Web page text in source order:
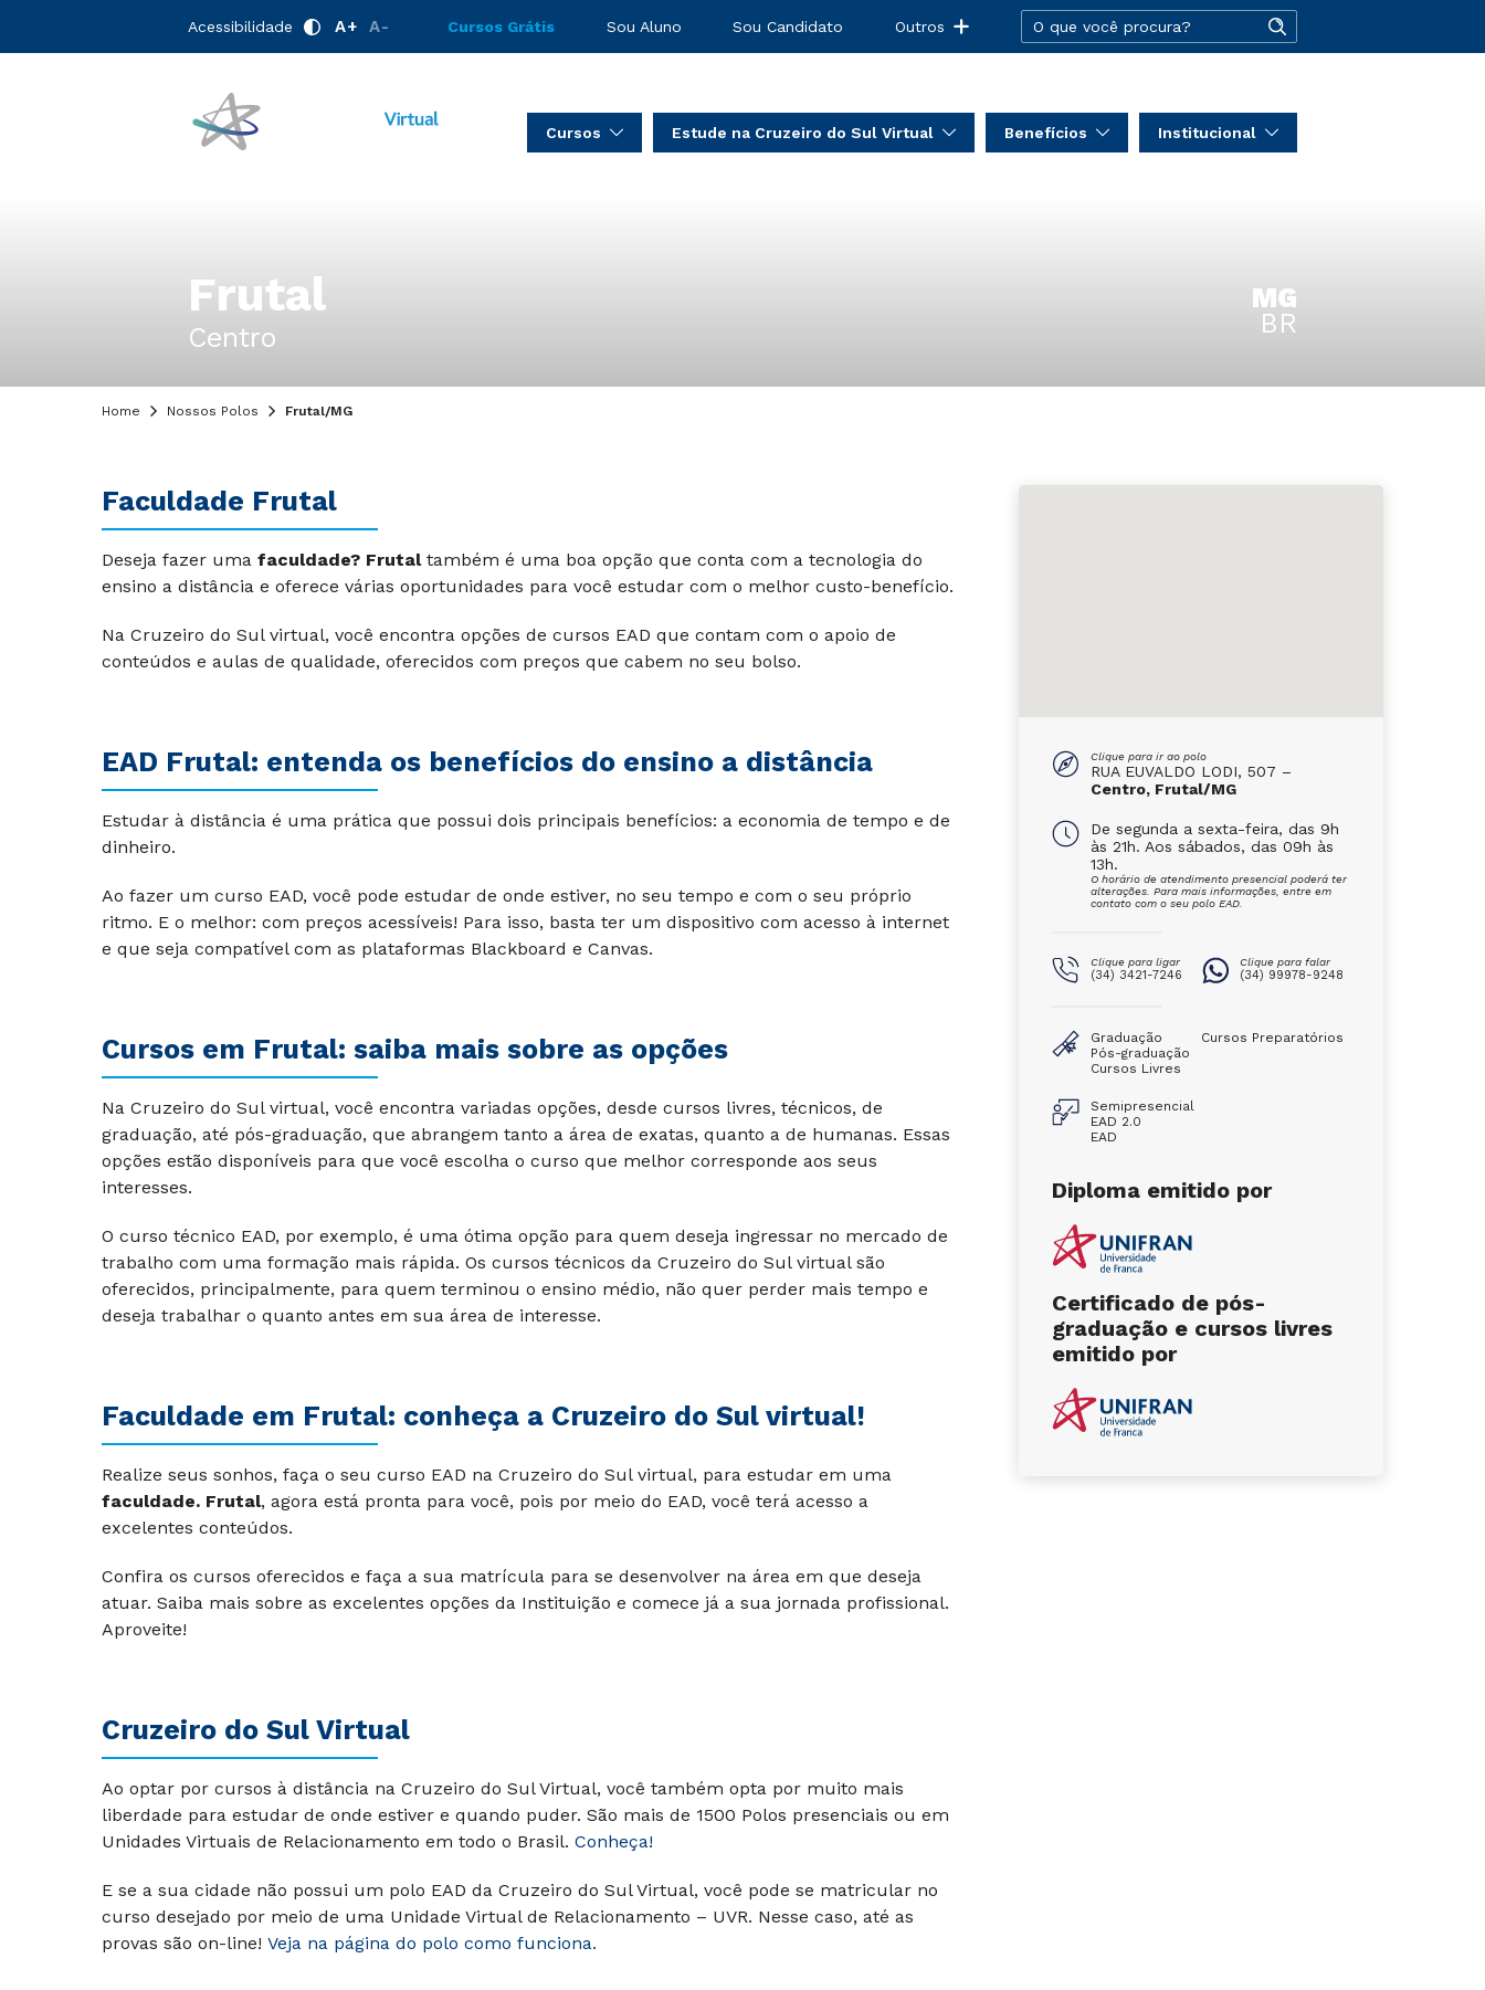
Acessibilidade A+ A- Cursos Grátis Sou Aluno Sou Candidato Outros
Cursos Estude na Cruzeiro do Sul Virtual Benefícios Institucional
Frutal
Centro
MG
BR
Home Nossos Polos Frutal/MG
Faculdade Frutal
Deseja fazer uma faculdade? Frutal também é uma boa opção que conta com a tecnologia do
ensino a distância e oferece várias oportunidades para você estudar com o melhor custo-benefício.
Na Cruzeiro do Sul virtual, você encontra opções de cursos EAD que contam com o apoio de
conteúdos e aulas de qualidade, oferecidos com preços que cabem no seu bolso.
EAD Frutal: entenda os benefícios do ensino a distância
Estudar à distância é uma prática que possui dois principais benefícios: a economia de tempo e de
dinheiro.
Ao fazer um curso EAD, você pode estudar de onde estiver, no seu tempo e com o seu próprio
ritmo. E o melhor: com preços acessíveis! Para isso, basta ter um dispositivo com acesso à internet
e que seja compatível com as plataformas Blackboard e Canvas.
Cursos em Frutal: saiba mais sobre as opções
Na Cruzeiro do Sul virtual, você encontra variadas opções, desde cursos livres, técnicos, de
graduação, até pós-graduação, que abrangem tanto a área de exatas, quanto a de humanas. Essas
opções estão disponíveis para que você escolha o curso que melhor corresponde aos seus
interesses.
O curso técnico EAD, por exemplo, é uma ótima opção para quem deseja ingressar no mercado de
trabalho com uma formação mais rápida. Os cursos técnicos da Cruzeiro do Sul virtual são
oferecidos, principalmente, para quem terminou o ensino médio, não quer perder mais tempo e
deseja trabalhar o quanto antes em sua área de interesse.
Faculdade em Frutal: conheça a Cruzeiro do Sul virtual!
Realize seus sonhos, faça o seu curso EAD na Cruzeiro do Sul virtual, para estudar em uma
faculdade. Frutal, agora está pronta para você, pois por meio do EAD, você terá acesso a
excelentes conteúdos.
Confira os cursos oferecidos e faça a sua matrícula para se desenvolver na área em que deseja
atuar. Saiba mais sobre as excelentes opções da Instituição e comece já a sua jornada profissional.
Aproveite!
Cruzeiro do Sul Virtual
Ao optar por cursos à distância na Cruzeiro do Sul Virtual, você também opta por muito mais
liberdade para estudar de onde estiver e quando puder. São mais de 1500 Polos presenciais ou em
Unidades Virtuais de Relacionamento em todo o Brasil. Conheça!
E se a sua cidade não possui um polo EAD da Cruzeiro do Sul Virtual, você pode se matricular no
curso desejado por meio de uma Unidade Virtual de Relacionamento – UVR. Nesse caso, até as
provas são on-line! Veja na página do polo como funciona.
Clique para ir ao polo
RUA EUVALDO LODI, 507 –
Centro, Frutal/MG
De segunda a sexta-feira, das 9h
às 21h. Aos sábados, das 09h às
13h.
O horário de atendimento presencial poderá ter
alterações. Para mais informações, entre em
contato com o seu polo EAD.
Clique para ligar
(34) 3421-7246
Clique para falar
(34) 99978-9248
Graduação
Pós-graduação
Cursos Livres
Cursos Preparatórios
Semipresencial
EAD 2.0
EAD
Diploma emitido por
Certificado de pós-
graduação e cursos livres
emitido por